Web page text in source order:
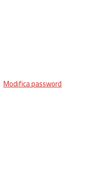
Modifica password